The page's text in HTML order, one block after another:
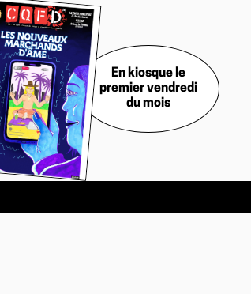
En kiosque le
premier vendredi
du mois